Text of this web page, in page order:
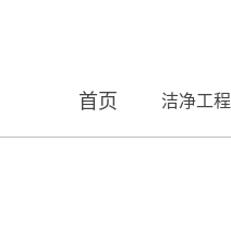
首页 洁净工程